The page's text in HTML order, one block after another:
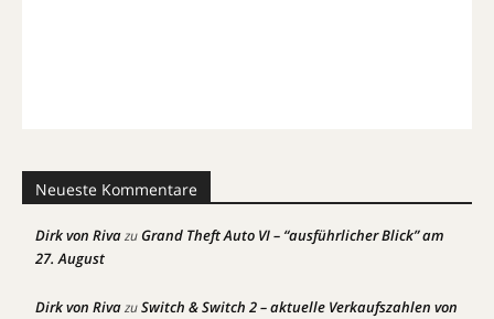
Neueste Kommentare
Dirk von RivazuGrand Theft Auto VI – “ausführlicher Blick” am
27. August
Dirk von RivazuSwitch & Switch 2 – aktuelle Verkaufszahlen von